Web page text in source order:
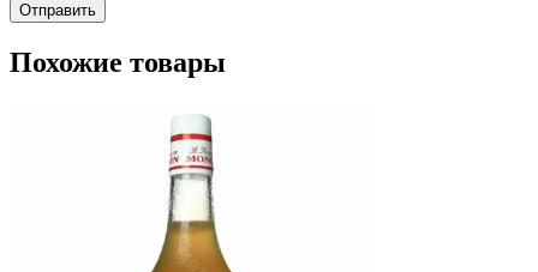
Отправить
Похожие товары